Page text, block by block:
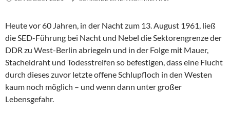
Heute vor 60 Jahren, in der Nacht zum 13. August 1961, ließ
die SED-Führung bei Nacht und Nebel die Sektorengrenze der
DDR zu West-Berlin abriegeln und in der Folge mit Mauer,
Stacheldraht und Todesstreifen so befestigen, dass eine Flucht
durch dieses zuvor letzte offene Schlupfloch in den Westen
kaum noch möglich – und wenn dann unter großer
Lebensgefahr.